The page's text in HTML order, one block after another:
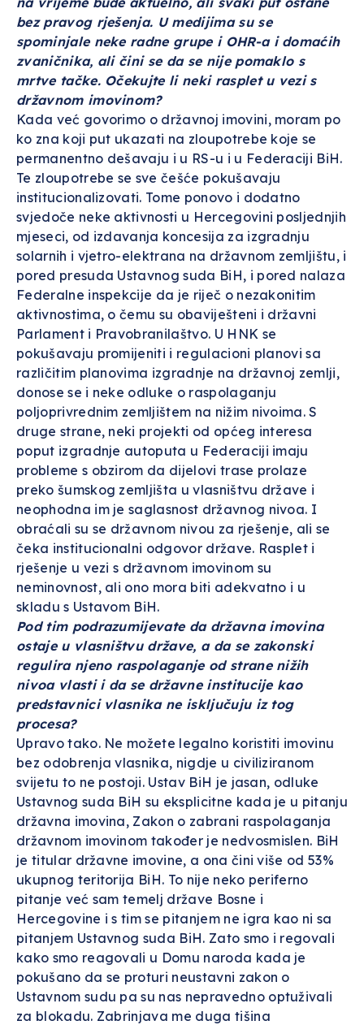
bez pravog rješenja. U medijima su se
spominjale neke radne grupe i OHR-a i domaćih
zvaničnika, ali čini se da se nije pomaklo s
mrtve tačke. Očekujte li neki rasplet u vezi s
državnom imovinom?
Kada već govorimo o državnoj imovini, moram po
ko zna koji put ukazati na zloupotrebe koje se
permanentno dešavaju i u RS-u i u Federaciji BiH.
Te zloupotrebe se sve češće pokušavaju
institucionalizovati. Tome ponovo i dodatno
svjedoče neke aktivnosti u Hercegovini posljednjih
mjeseci, od izdavanja koncesija za izgradnju
solarnih i vjetro-elektrana na državnom zemljištu, i
pored presuda Ustavnog suda BiH, i pored nalaza
Federalne inspekcije da je riječ o nezakonitim
aktivnostima, o čemu su obaviješteni i državni
Parlament i Pravobranilaštvo. U HNK se
pokušavaju promijeniti i regulacioni planovi sa
različitim planovima izgradnje na državnoj zemlji,
donose se i neke odluke o raspolaganju
poljoprivrednim zemljištem na nižim nivoima. S
druge strane, neki projekti od općeg interesa
poput izgradnje autoputa u Federaciji imaju
probleme s obzirom da dijelovi trase prolaze
preko šumskog zemljišta u vlasništvu države i
neophodna im je saglasnost državnog nivoa. I
obraćali su se državnom nivou za rješenje, ali se
čeka institucionalni odgovor države. Rasplet i
rješenje u vezi s državnom imovinom su
neminovnost, ali ono mora biti adekvatno i u
skladu s Ustavom BiH.
Pod tim podrazumijevate da državna imovina
ostaje u vlasništvu države, a da se zakonski
regulira njeno raspolaganje od strane nižih
nivoa vlasti i da se državne institucije kao
predstavnici vlasnika ne isključuju iz tog
procesa?
Upravo tako. Ne možete legalno koristiti imovinu
bez odobrenja vlasnika, nigdje u civiliziranom
svijetu to ne postoji. Ustav BiH je jasan, odluke
Ustavnog suda BiH su eksplicitne kada je u pitanju
državna imovina, Zakon o zabrani raspolaganja
državnom imovinom također je nedvosmislen. BiH
je titular državne imovine, a ona čini više od 53%
ukupnog teritorija BiH. To nije neko periferno
pitanje već sam temelj države Bosne i
Hercegovine i s tim se pitanjem ne igra kao ni sa
pitanjem Ustavnog suda BiH. Zato smo i regovali
kako smo reagovali u Domu naroda kada je
pokušano da se proturi neustavni zakon o
Ustavnom sudu pa su nas nepravedno optuživali
za blokadu. Zabrinjava me duga tišina